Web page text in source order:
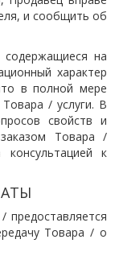
и сообщить об
на
характер
в полной мере
/ услуги. В
свойств и
Товара /
к
предоставляется
Товара / о